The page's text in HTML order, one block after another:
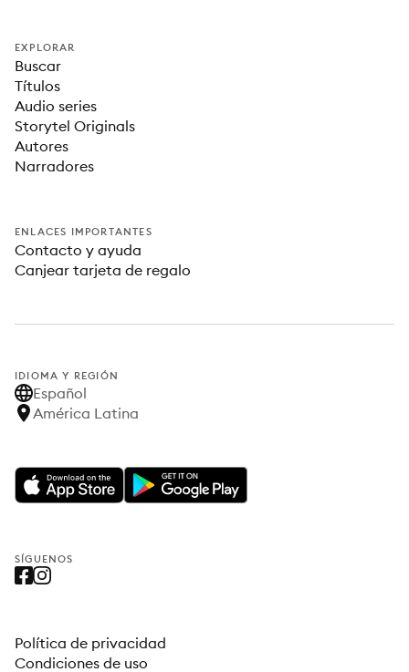
EXPLORAR
Buscar
Títulos
Audio series
Storytel Originals
Autores
Narradores
ENLACES IMPORTANTES
Contacto y ayuda
Canjear tarjeta de regalo
IDIOMA Y REGIÓN
Español
América Latina
SÍGUENOS
Política de privacidad
Condiciones de uso